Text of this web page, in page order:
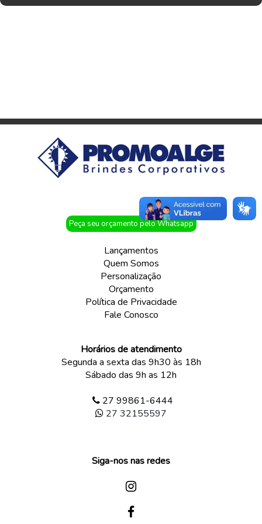
Peça seu orçamento pelo Whatsapp
Lançamentos
Quem Somos
Personalização
Orçamento
Política de Privacidade
Fale Conosco
Horários de atendimento
Segunda a sexta das 9h30 às 18h
Sábado das 9h as 12h
27 99861-6444
27 32155597
Siga-nos nas redes